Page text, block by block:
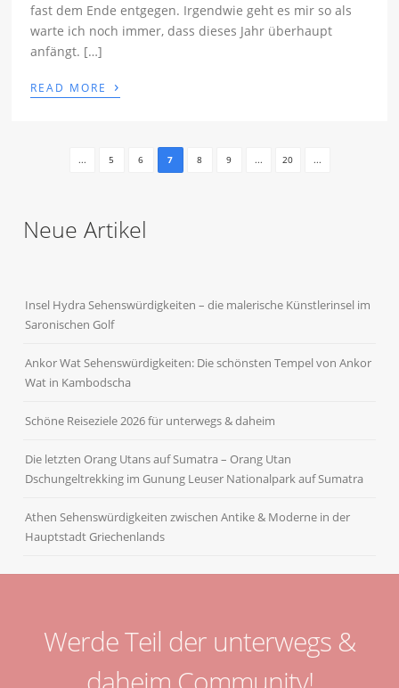
fast dem Ende entgegen. Irgendwie geht es mir so als
warte ich noch immer, dass dieses Jahr überhaupt
anfängt. […]
READ MORE ›
... 5 6 7 8 9 ... 20 ...
Neue Artikel
Insel Hydra Sehenswürdigkeiten – die malerische Künstlerinsel im
Saronischen Golf
Ankor Wat Sehenswürdigkeiten: Die schönsten Tempel von Ankor
Wat in Kambodscha
Schöne Reiseziele 2026 für unterwegs & daheim
Die letzten Orang Utans auf Sumatra – Orang Utan
Dschungeltrekking im Gunung Leuser Nationalpark auf Sumatra
Athen Sehenswürdigkeiten zwischen Antike & Moderne in der
Hauptstadt Griechenlands
Werde Teil der unterwegs &